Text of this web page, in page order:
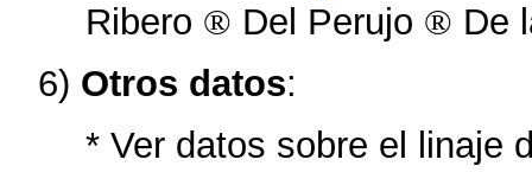
Ribero ® Del Perujo ® De
6) Otros datos:
* Ver datos sobre el linaje